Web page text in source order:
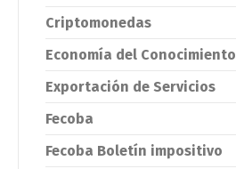
Criptomonedas
Economía del Conocimiento
Exportación de Servicios
Fecoba
Fecoba Boletín impositivo